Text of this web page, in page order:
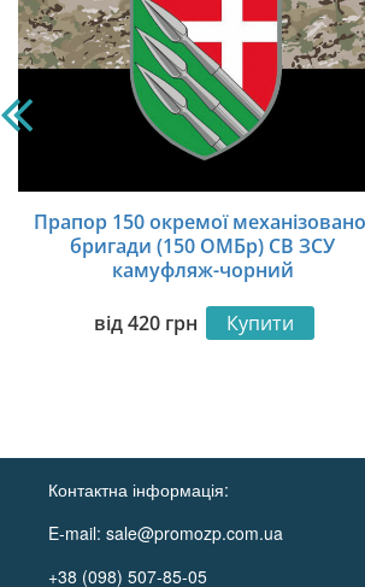
Прапор 150 окремої
бригади (150 ОМБр) СВ ЗСУ
камуфляж-чорний
від420 грн Купити
Контактна інформація:
E-mail:sale@promozp.com.ua
+38 (098) 507-85-05